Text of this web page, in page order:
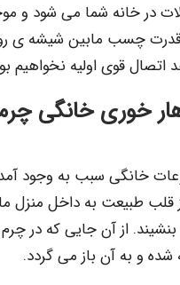
در خانه شما می شود و
چسب مابین شیشه ی
اتصال قوی اولیه نخواهیم
خوری خانگی
خانگی سبب به وجود
قلب طبیعت به داخل منزل
از آن جایی که در
و به آن باز می گردد.